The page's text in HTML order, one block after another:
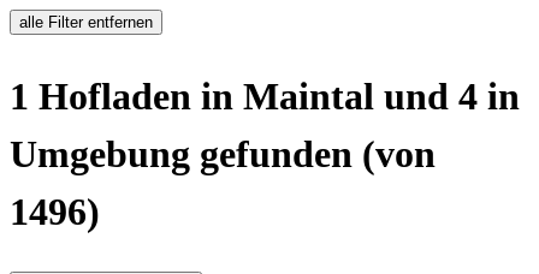
alle Filter entfernen
1 Hofladen in Maintal und 4 in
Umgebung gefunden (von
1496)